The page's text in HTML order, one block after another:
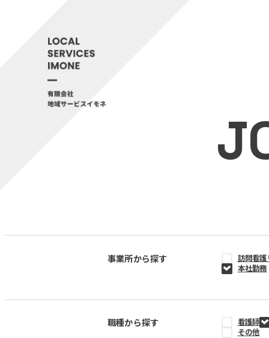
事業所から探す
訪問看
本社勤務
職種から探す
看護師
その他